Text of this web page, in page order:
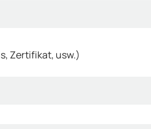
Zertifikat, usw.)